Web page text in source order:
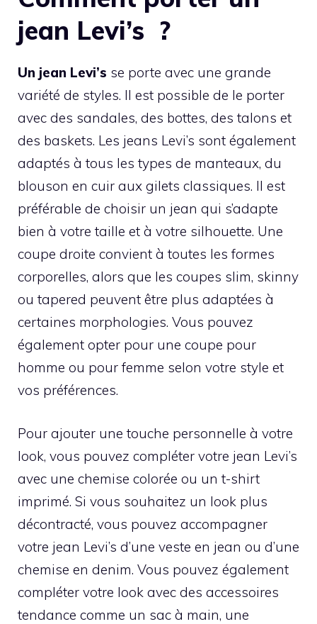
jean Levi’s ?
Un jean Levi’s se porte avec une grande
variété de styles. Il est possible de le porter
avec des sandales, des bottes, des talons et
des baskets. Les jeans Levi’s sont également
adaptés à tous les types de manteaux, du
blouson en cuir aux gilets classiques. Il est
préférable de choisir un jean qui s’adapte
bien à votre taille et à votre silhouette. Une
coupe droite convient à toutes les formes
corporelles, alors que les coupes slim, skinny
ou tapered peuvent être plus adaptées à
certaines morphologies. Vous pouvez
également opter pour une coupe pour
homme ou pour femme selon votre style et
vos préférences.
Pour ajouter une touche personnelle à votre
look, vous pouvez compléter votre jean Levi’s
avec une chemise colorée ou un t-shirt
imprimé. Si vous souhaitez un look plus
décontracté, vous pouvez accompagner
votre jean Levi’s d’une veste en jean ou d’une
chemise en denim. Vous pouvez également
compléter votre look avec des accessoires
tendance comme un sac à main, une